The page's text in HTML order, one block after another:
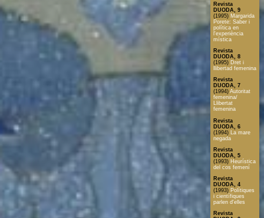
Revista
DUODA, 9
(1995) Margarida
Porete: Saber i
política en
l'experiència
mística
Revista
DUODA, 8
(1995) Dret i
llibertad femenina
Revista
DUODA, 7
(1994) Autoritat
femenina/
Llibertat
femenina
Revista
DUODA, 6
(1994)
La mare
negada
Revista
DUODA, 5
(1993) Heurística
del cos femení
Revista
DUODA, 4
(1993) Polítiques
i científiques
parlen d'elles
Revista